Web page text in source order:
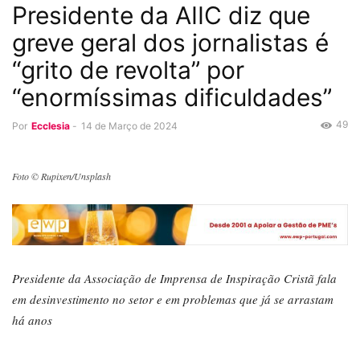
Presidente da AIIC diz que
greve geral dos jornalistas é
“grito de revolta” por
“enormíssimas dificuldades”
Por Ecclesia - 14 de Março de 2024 49
Foto © Rupixen/Unsplash
Presidente da Associação de Imprensa de Inspiração Cristã fala
em desinvestimento no setor e em problemas que já se arrastam
há anos